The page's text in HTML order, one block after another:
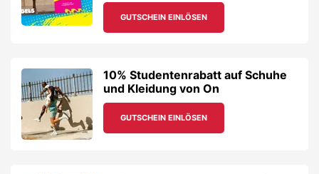
GUTSCHEIN EINLÖSEN
10% Studentenrabatt auf Schuhe
und Kleidung von On
GUTSCHEIN EINLÖSEN